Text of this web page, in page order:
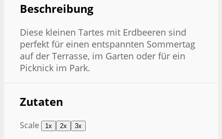
Beschreibung
Diese kleinen Tartes mit Erdbeeren sind
perfekt für einen entspannten Sommertag
auf der Terrasse, im Garten oder für ein
Picknick im Park.
Zutaten
Scale 1x 2x 3x